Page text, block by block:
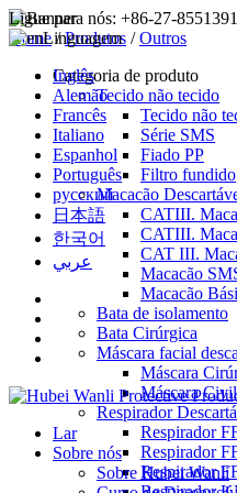
Ligue para nós: +86-27-
Linguagem
Inglês
Alemão
Francês
Italiano
Espanhol
Português
русский
日本語
한국어
عربي
Lar
Sobre nós
Sobre Hubei Wanli
Home/Produtos /Outros
Categoria de produto
Tecido não tecido
Tecido não
Série SMS
Fiado PP
Filtro fundido
Macacão
CATIII.
CATIII.
CAT III.
Macacão
Macacão
Bata de isolamento
Bata Cirúrgica
Máscara facial
Máscara
Máscara
Respirador
Respirador
Respirador
Respirador